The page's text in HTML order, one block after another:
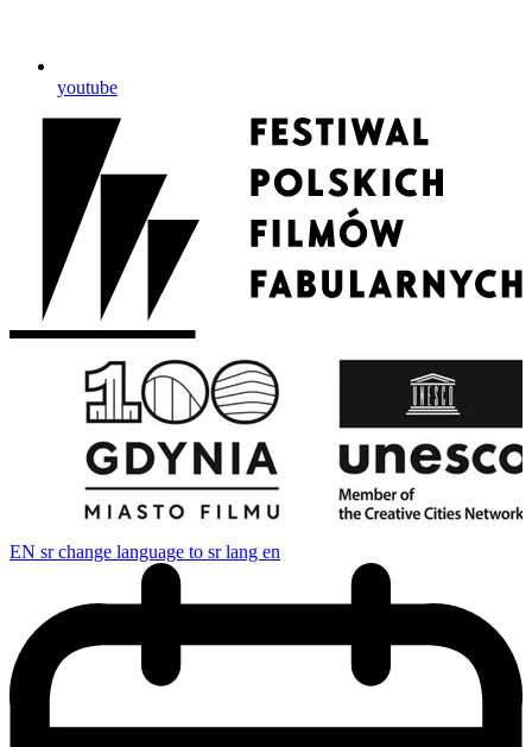
youtube
EN sr change language to sr lang en